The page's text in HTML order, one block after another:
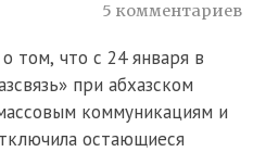
5 комментариев
том, что с 24 января в
при абхазском
коммуникациям и
остающиеся